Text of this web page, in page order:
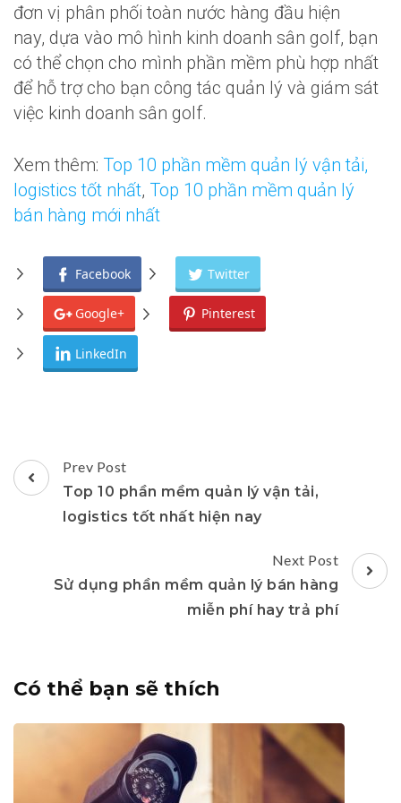
đơn vị phân phối toàn nước hàng đầu hiện
nay, dựa vào mô hình kinh doanh sân golf, bạn
có thể chọn cho mình phần mềm phù hợp nhất
để hỗ trợ cho bạn công tác quản lý và giám sát
việc kinh doanh sân golf.
Xem thêm: Top 10 phần mềm quản lý vận tải,
logistics tốt nhất, Top 10 phần mềm quản lý
bán hàng mới nhất
Facebook Twitter
Google+ Pinterest
LinkedIn
Post
Navigation
Prev Post
Top 10 phần mềm quản lý vận tải,
logistics tốt nhất hiện nay
Next Post
Sử dụng phần mềm quản lý bán hàng
miễn phí hay trả phí
Có thể bạn sẽ thích